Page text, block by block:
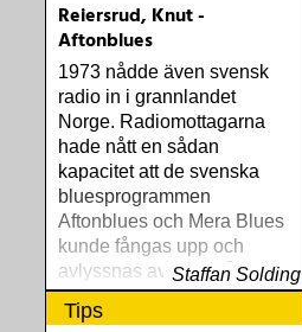
Reiersrud, Knut -
Aftonblues
1973 nådde även svensk
radio in i grannlandet
Norge. Radiomottagarna
hade nått en sådan
kapacitet att de svenska
bluesprogrammen
Aftonblues och Mera Blues
kunde fångas upp och
avlyssnas av en 12-årig
musikhungrig Knut
Reiersrud. Den musik de
Staffan Solding
Tips